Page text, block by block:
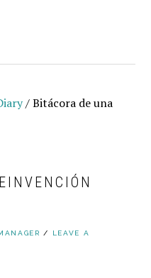
/Bitácora de una
/
LEAVE A